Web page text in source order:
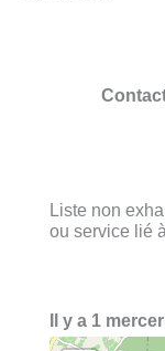
Liste non
ou service lié
Il y a 1